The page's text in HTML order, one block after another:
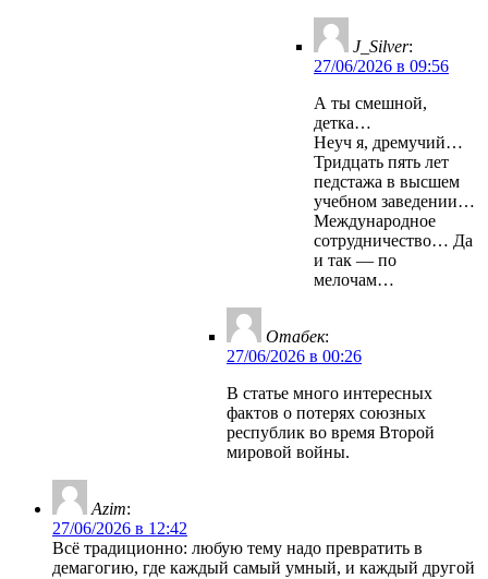
J_Silver:
27/06/2026 в 09:56
А ты смешной,
детка…
Неуч я, дремучий…
Тридцать пять лет
педстажа в высшем
учебном заведении…
Международное
сотрудничество… Да
и так — по
мелочам…
Отабек:
27/06/2026 в 00:26
В статье много интересных
фактов о потерях союзных
республик во время Второй
мировой войны.
Azim:
27/06/2026 в 12:42
Всё традиционно: любую тему надо превратить в
демагогию, где каждый самый умный, и каждый другой